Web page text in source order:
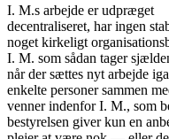
I. M.s arbejde er udpræget
decentraliseret, har ingen
noget kirkeligt
I. M. som sådan tager
når der sættes nyt arbejde
enkelte personer sammen
venner indenfor I. M., som
bestyrelsen giver kun en